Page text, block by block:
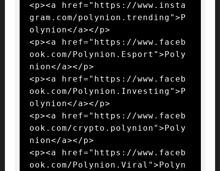
<p><a href="https://www.insta
gram.com/polynion.trending">P
olynion</a></p>
<p><a href="https://www.faceb
ook.com/Polynion.Esport">Poly
nion</a></p>
<p><a href="https://www.faceb
ook.com/Polynion.Investing">P
olynion</a></p>
<p><a href="https://www.faceb
ook.com/crypto.polynion">Poly
nion</a></p>
<p><a href="https://www.faceb
ook.com/Polynion.Viral">Polyn